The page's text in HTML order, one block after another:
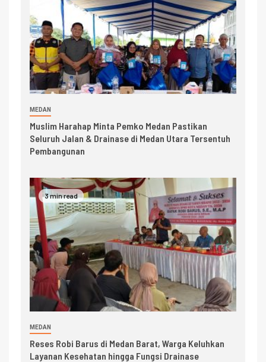
MEDAN
Muslim Harahap Minta Pemko Medan Pastikan
Seluruh Jalan & Drainase di Medan Utara Tersentuh
Pembangunan
3 min read
MEDAN
Reses Robi Barus di Medan Barat, Warga Keluhkan
Layanan Kesehatan hingga Fungsi Drainase